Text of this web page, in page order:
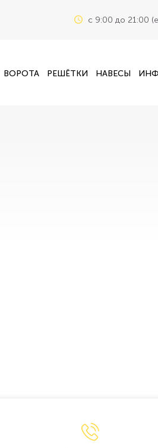
c 9:00 до 21:00
ВОРОТА РЕШЁТКИ НАВЕСЫ